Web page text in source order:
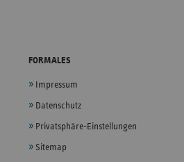
FORMALES
Impressum
Datenschutz
Privatsphäre-Einstellungen
Sitemap